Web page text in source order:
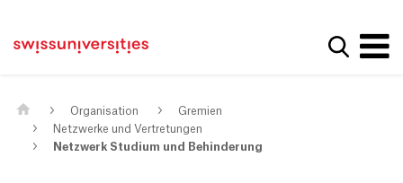
Main Navigation
Inhalt
Metanavigation
Suche
Organisation
Gremien
Netzwerke und Vertretungen
Netzwerk Studium und Behinderung